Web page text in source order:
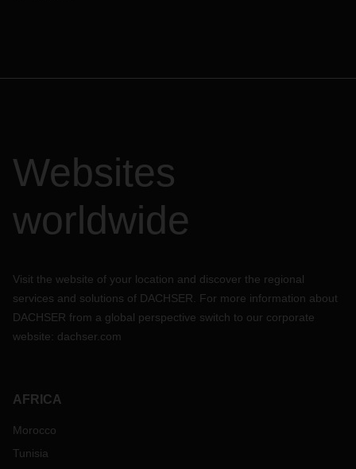
Websites
worldwide
Visit the website of your location and discover the regional
services and solutions of DACHSER. For more information about
DACHSER from a global perspective switch to our corporate
website: dachser.com
AFRICA
Morocco
Tunisia